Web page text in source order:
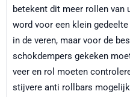
betekent dit meer rollen van
word voor een klein
in de veren, maar voor de
schokdempers gekeken
veer en rol moeten
stijvere anti rollbars